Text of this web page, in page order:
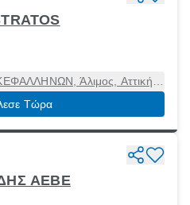
Άλιμος, Αττική,
17456Τώρα
ΑΕΒΕ